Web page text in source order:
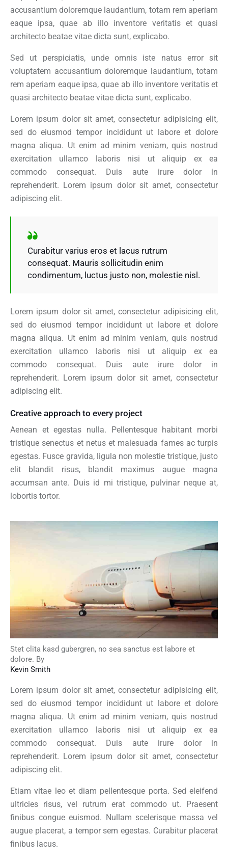
accusantium doloremque laudantium, totam rem aperiam
eaque ipsa, quae ab illo inventore veritatis et quasi
architecto beatae vitae dicta sunt, explicabo.
Sed ut perspiciatis, unde omnis iste natus error sit
voluptatem accusantium doloremque laudantium, totam
rem aperiam eaque ipsa, quae ab illo inventore veritatis et
quasi architecto beatae vitae dicta sunt, explicabo.
Lorem ipsum dolor sit amet, consectetur adipisicing elit,
sed do eiusmod tempor incididunt ut labore et dolore
magna aliqua. Ut enim ad minim veniam, quis nostrud
exercitation ullamco laboris nisi ut aliquip ex ea
commodo consequat. Duis aute irure dolor in
reprehenderit. Lorem ipsum dolor sit amet, consectetur
adipiscing elit.
Curabitur varius eros et lacus rutrum
consequat. Mauris sollicitudin enim
condimentum, luctus justo non, molestie nisl.
Lorem ipsum dolor sit amet, consectetur adipisicing elit,
sed do eiusmod tempor incididunt ut labore et dolore
magna aliqua. Ut enim ad minim veniam, quis nostrud
exercitation ullamco laboris nisi ut aliquip ex ea
commodo consequat. Duis aute irure dolor in
reprehenderit. Lorem ipsum dolor sit amet, consectetur
adipiscing elit.
Creative approach to every project
Aenean et egestas nulla. Pellentesque habitant morbi
tristique senectus et netus et malesuada fames ac turpis
egestas. Fusce gravida, ligula non molestie tristique, justo
elit blandit risus, blandit maximus augue magna
accumsan ante. Duis id mi tristique, pulvinar neque at,
lobortis tortor.
Stet clita kasd gubergren, no sea sanctus est labore et
dolore. By
Kevin Smith
Lorem ipsum dolor sit amet, consectetur adipisicing elit,
sed do eiusmod tempor incididunt ut labore et dolore
magna aliqua. Ut enim ad minim veniam, quis nostrud
exercitation ullamco laboris nisi ut aliquip ex ea
commodo consequat. Duis aute irure dolor in
reprehenderit. Lorem ipsum dolor sit amet, consectetur
adipiscing elit.
Etiam vitae leo et diam pellentesque porta. Sed eleifend
ultricies risus, vel rutrum erat commodo ut. Praesent
finibus congue euismod. Nullam scelerisque massa vel
augue placerat, a tempor sem egestas. Curabitur placerat
finibus lacus.